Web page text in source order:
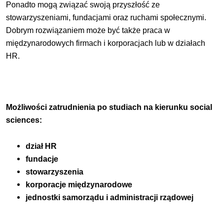
Ponadto mogą związać swoją przyszłość ze
stowarzyszeniami, fundacjami oraz ruchami społecznymi.
Dobrym rozwiązaniem może być także praca w
międzynarodowych firmach i korporacjach lub w działach
HR.
Możliwości zatrudnienia po studiach na kierunku social
sciences:
dział HR
fundacje
stowarzyszenia
korporacje międzynarodowe
jednostki samorządu i administracji rządowej